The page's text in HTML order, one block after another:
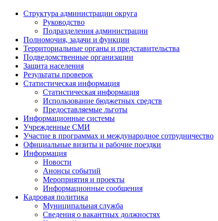
Структура администрации округа
Руководство
Подразделения администрации
Полномочия, задачи и функции
Территориальные органы и представительства
Подведомственные организации
Защита населения
Результаты проверок
Статистическая информация
Статистическая информация
Использование бюджетных средств
Предоставляемые льготы
Информационные системы
Учрежденные СМИ
Участие в программах и международное сотрудничество
Официальные визиты и рабочие поездки
Информация
Новости
Анонсы событий
Мероприятия и проекты
Информационные сообщения
Кадровая политика
Муниципальная служба
Сведения о вакантных должностях